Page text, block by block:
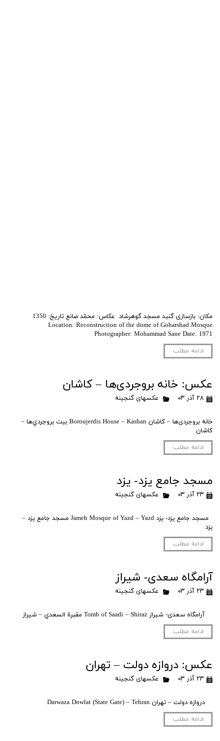
مکان: بازسازی گنبد مسجد گوهرشاد عکاس: محمّد صانع تاریخ: 1350
Location: Reconstruction of the dome of Goharshad Mosque
Photographer: Mohammad Sane Date: 1971
ادامه مطلب
عکس: خانه بروجردی‌ها – کاشان
۲۸ آذر ۰۳ عکسهای گنجینه
خانه بروجردی‌ها – کاشان Boroujerdis House – Kashan بيت بروجردي‌ها –
كاشان
ادامه مطلب
مسجد جامع یزد- یزد
۲۳ آذر ۰۳ عکسهای گنجینه
مسجد جامع یزد- یزد Jameh Mosque of Yazd – Yazd مسجد جامع يزد –
يزد
ادامه مطلب
آرامگاه سعدی- شیراز
۲۳ آذر ۰۳ عکسهای گنجینه
آرامگاه سعدی- شیراز Tomb of Saadi – Shiraz مقبرة السعدي – شيراز
ادامه مطلب
عکس: دروازه دولت – تهران
۲۳ آذر ۰۳ عکسهای گنجینه
دروازه دولت – تهران Darwaza Dowlat (State Gate) – Tehran
ادامه مطلب